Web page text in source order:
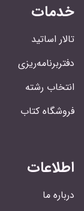
خدمات
تالار اساتید
دفتربرنامه‌ریزی
انتخاب رشته
فروشگاه کتاب
اطلاعات
درباره ما